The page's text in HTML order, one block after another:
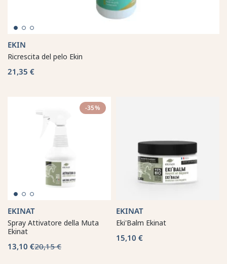
EKIN
Ricrescita del pelo Ekin
21,35 €
-35%
EKINAT
Spray Attivatore della Muta
Ekinat
13,10 €20,15 €
EKINAT
Eki'Balm Ekinat
15,10 €